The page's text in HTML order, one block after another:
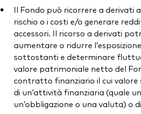
Il Fondo può ricorrere a derivati
rischio o i costi e/o generare
accessori. Il ricorso a derivati
aumentare o ridurre
sottostanti e determinare
valore patrimoniale netto del
contratto finanziario il cui valore
di un’attività finanziaria (quale
un’obbligazione o una valuta) o